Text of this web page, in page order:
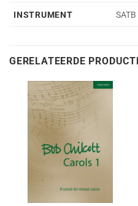
INSTRUMENT
GERELATEERDE